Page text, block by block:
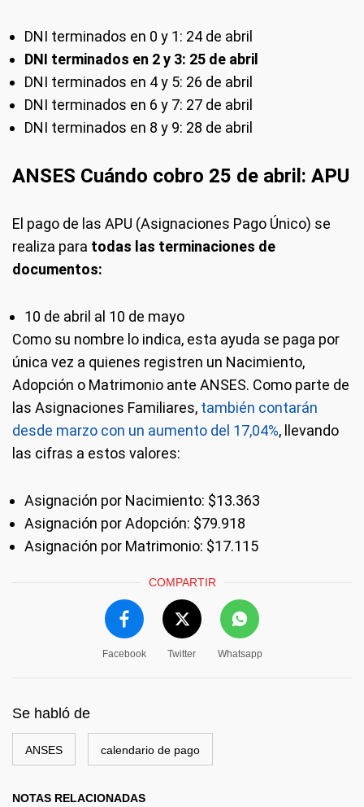
DNI terminados en 0 y 1: 24 de abril
DNI terminados en 2 y 3: 25 de abril
DNI terminados en 4 y 5: 26 de abril
DNI terminados en 6 y 7: 27 de abril
DNI terminados en 8 y 9: 28 de abril
ANSES Cuándo cobro 25 de abril: APU
El pago de las APU (Asignaciones Pago Único) se
realiza para todas las terminaciones de
documentos:
10 de abril al 10 de mayo
Como su nombre lo indica, esta ayuda se paga por
única vez a quienes registren un Nacimiento,
Adopción o Matrimonio ante ANSES. Como parte de
las Asignaciones Familiares, también contarán
desde marzo con un aumento del 17,04%, llevando
las cifras a estos valores:
Asignación por Nacimiento: $13.363
Asignación por Adopción: $79.918
Asignación por Matrimonio: $17.115
COMPARTIR
Facebook Twitter Whatsapp
Se habló de
ANSES calendario de pago
NOTAS RELACIONADAS